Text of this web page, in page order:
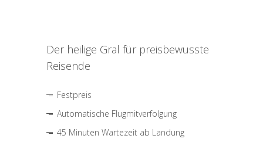
Der heilige Gral für preisbewusste
Reisende
Festpreis
Automatische Flugmitverfolgung
45 Minuten Wartezeit ab Landung